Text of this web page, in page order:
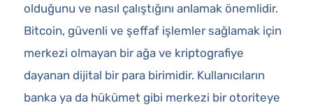
olduğunu ve nasıl çalıştığını anlamak önemlidir.
Bitcoin, güvenli ve şeffaf işlemler sağlamak için
merkezi olmayan bir ağa ve kriptografiye
dayanan dijital bir para birimidir. Kullanıcıların
banka ya da hükümet gibi merkezi bir otoriteye